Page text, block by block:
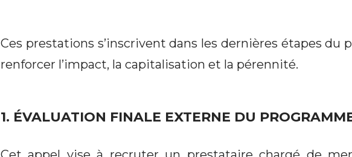
Ces prestations s’inscrivent dans les dernières étapes du
renforcer l’impact, la capitalisation et la pérennité.
1. ÉVALUATION FINALE EXTERNE DU